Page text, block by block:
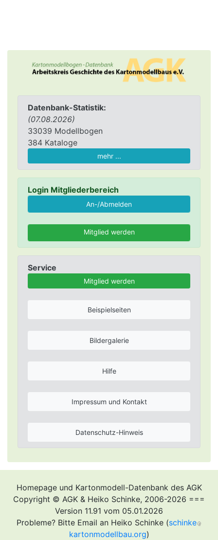
Datenbank-Statistik:
(07.08.2026)
33039 Modellbogen
384 Kataloge
mehr ...
Login Mitgliederbereich
Mitglied werden
Service
Mitglied werden
Beispielseiten
Bildergalerie
Hilfe
Impressum und Kontakt
Datenschutz-Hinweis
Homepage und Kartonmodell-Datenbank des AGK
Copyright © AGK & Heiko Schinke, 2006-2026 ===
Version 11.91 vom 05.01.2026
Probleme? Bitte Email an Heiko Schinke (schinke
kartonmodellbau.org)